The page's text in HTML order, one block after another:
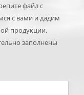
файл с
с вами и дадим
продукции.
заполнены